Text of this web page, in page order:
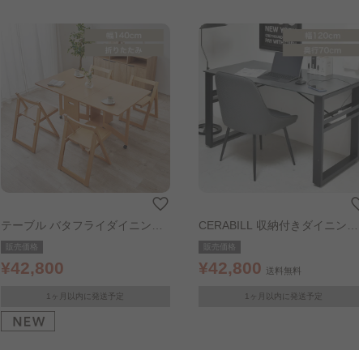
テーブル バタフライダイニング
5点セット ナチュラル
販売価格
¥42,800
1ヶ月以内に発送予定
CERABILL 収納付きダイニング
テーブル 幅120cm ダークグレー
販売価格
¥42,800 送料無料
1ヶ月以内に発送予定